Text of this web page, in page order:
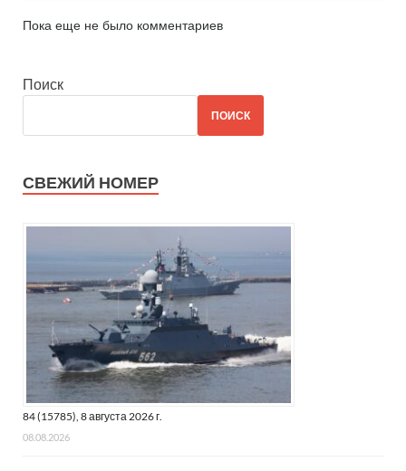
Пока еще не было комментариев
Поиск
ПОИСК
СВЕЖИЙ НОМЕР
84 (15785), 8 августа 2026 г.
08.08.2026